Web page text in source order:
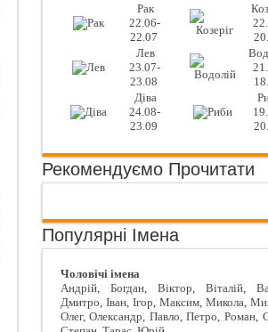
Рак
22.06-
22.07
Лев
23.07-
23.08
Діва
24.08-
23.09
Рекомендуємо Прочитати
Популярні Імена
Чоловічі імена
Андрій, Богдан, Віктор, Віталій,
Дмитро, Іван, Ігор, Максим, Микола,
Олег,Олександр, Павло,Петро, Роман,